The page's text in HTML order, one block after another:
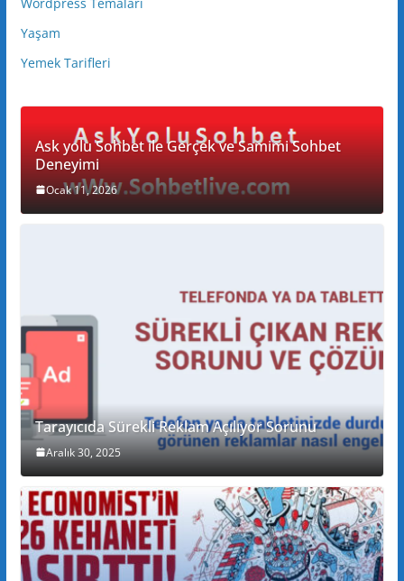
Yaşam
Yemek Tarifleri
Ask yolu Sohbet ile Gerçek ve Samimi Sohbet
Deneyimi
Ocak 11, 2026
Tarayıcıda Sürekli Reklam Açılıyor Sorunu
Aralık 30, 2025